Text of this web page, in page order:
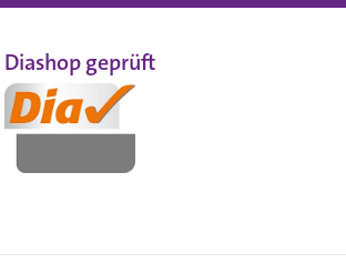
Diashop geprüft